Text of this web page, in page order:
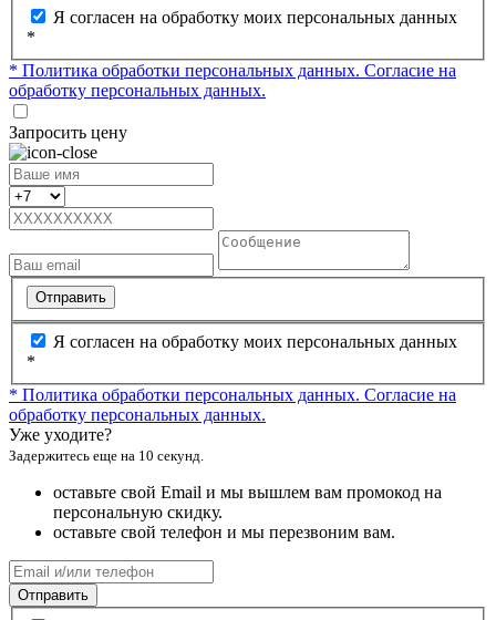
Я согласен на обработку моих персональных данных
*
* Политика обработки персональных данных. Согласие на
обработку персональных данных.
Запросить цену
Отправить
Я согласен на обработку моих персональных данных
*
* Политика обработки персональных данных. Согласие на
обработку персональных данных.
Уже уходите?
Задержитесь еще на 10 секунд.
оставьте свой Email и мы вышлем вам промокод на
персональную скидку.
оставьте свой телефон и мы перезвоним вам.
Отправить